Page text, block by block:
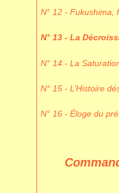
N° 12 - Fukushima,
N° 13 - La
N° 14 - La
N° 15 - L’Histoire
N° 16 - Éloge du